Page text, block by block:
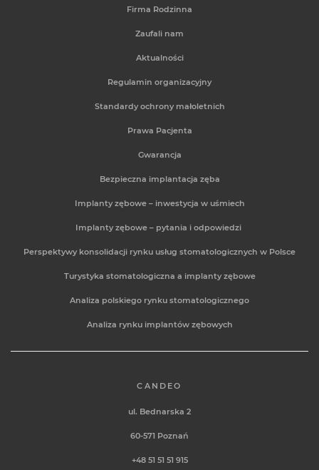
Firma Rodzinna
Zaufali nam
Aktualności
Regulamin organizacyjny
Standardy ochrony małoletnich
Prawa Pacjenta
Gwarancja
Bezpieczna implantacja zęba
Implanty zębowe – inwestycja w uśmiech
Implanty zębowe – pytania i odpowiedzi
Perspektywy konsolidacji rynku usług stomatologicznych w Polsce
Turystyka stomatologiczna a implanty zębowe
Analiza polskiego rynku stomatologicznego
Analiza rynku implantów zębowych
CANDEO
ul. Bednarska 2
60-571 Poznań
+48 51 51 51 915